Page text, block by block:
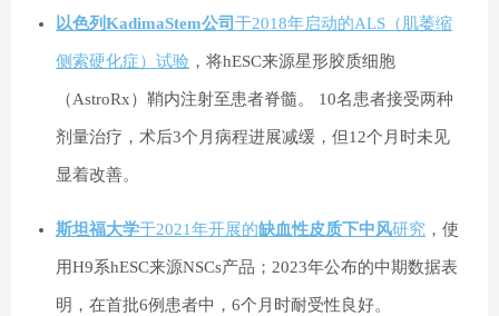
以色列KadimaStem公司 于2018年启动的ALS（肌萎缩
侧索硬化症）试验 ，将hESC来源星形胶质细胞
（AstroRx）鞘内注射至患者脊髓。 10名患者接受两种
剂量治疗，术后3个月病程进展减缓，但12个月时未见
显着改善。
斯坦福大学于2021年开展的缺血性皮质下中风研究 ，使
用H9系hESC来源NSCs产品；2023年公布的中期数据表
明，在首批6例患者中，6个月时耐受性良好。